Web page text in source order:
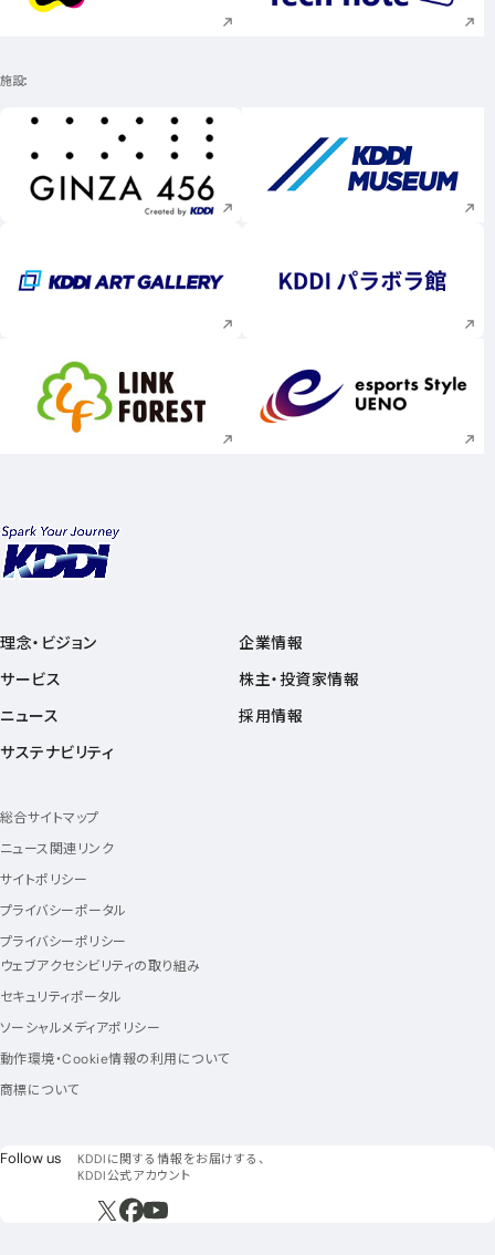
施設
新規ウィンドウで開く 新規ウィンドウで
新規ウィンドウで開く 新規ウィンドウで
新規ウィンドウで開く 新規ウィンドウで
理念・ビジョン
サービス
ニュース
サステナビリティ
企業情報
株主・投資家情報
採用情報
総合サイトマップ
ニュース関連リンク
サイトポリシー
プライバシーポータル
プライバシーポリシー
ウェブアクセシビリティの取り組み
セキュリティポータル
ソーシャルメディアポリシー
動作環境・Cookie情報の利用について
商標について
Follow us フォローアス
KDDIに関する情報をお届けする、
KDDI公式アカウント
新規ウィンドウで開く
新規ウィンドウで開く
新規ウィンドウで開く